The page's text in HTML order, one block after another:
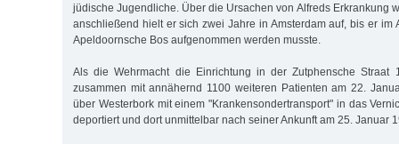
jüdische Jugendliche. Über die Ursachen von Alfreds Erkrankung
anschließend hielt er sich zwei Jahre in Amsterdam auf, bis er im
Apeldoornsche Bos aufgenommen werden musste.
Als die Wehrmacht die Einrichtung in der Zutphensche Straat
zusammen mit annähernd 1100 weiteren Patienten am 22.
über Westerbork mit einem "Krankensondertransport" in das
deportiert und dort unmittelbar nach seiner Ankunft am 25. Januar